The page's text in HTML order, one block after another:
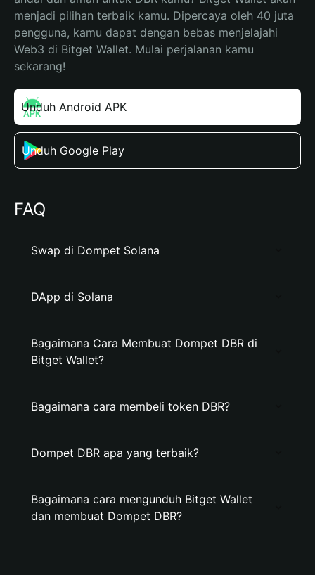
menjadi pilihan terbaik kamu. Dipercaya oleh 40 juta
pengguna, kamu dapat dengan bebas menjelajahi
Web3 di Bitget Wallet. Mulai perjalanan kamu
sekarang!
Unduh Android APK
Unduh Google Play
FAQ
Swap di Dompet Solana
DApp di Solana
Bagaimana Cara Membuat Dompet DBR di
Bitget Wallet?
Bagaimana cara membeli token DBR?
Dompet DBR apa yang terbaik?
Bagaimana cara mengunduh Bitget Wallet
dan membuat Dompet DBR?